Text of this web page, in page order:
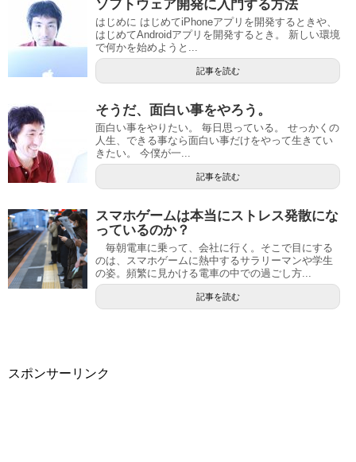
ソフトウェア開発に入門する方法
はじめに はじめてiPhoneアプリを開発するときや、
はじめてAndroidアプリを開発するとき。 新しい環境
で何かを始めようと...
記事を読む
そうだ、面白い事をやろう。
面白い事をやりたい。 毎日思っている。 せっかくの
人生、できる事なら面白い事だけをやって生きてい
きたい。 今僕が一...
記事を読む
スマホゲームは本当にストレス発散にな
っているのか？
毎朝電車に乗って、会社に行く。そこで目にする
のは、スマホゲームに熱中するサラリーマンや学生
の姿。頻繁に見かける電車の中での過ごし方...
記事を読む
スポンサーリンク